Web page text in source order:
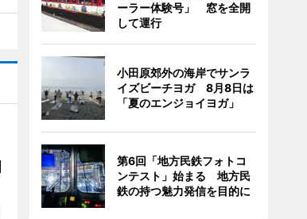
ーラー体験号」 窓を全開
して運行
小田原郊外の海岸でサンラ
イズビーチヨガ 8月8日は
「夏のエンジョイヨガ」
第6回「地方民鉄フォトコ
ンテスト」始まる 地方民
鉄の持つ魅力発信を目的に